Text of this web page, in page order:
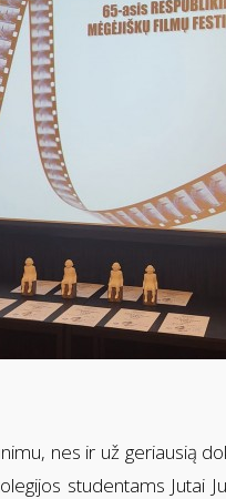
nes ir už geriausią
studentams Jutai